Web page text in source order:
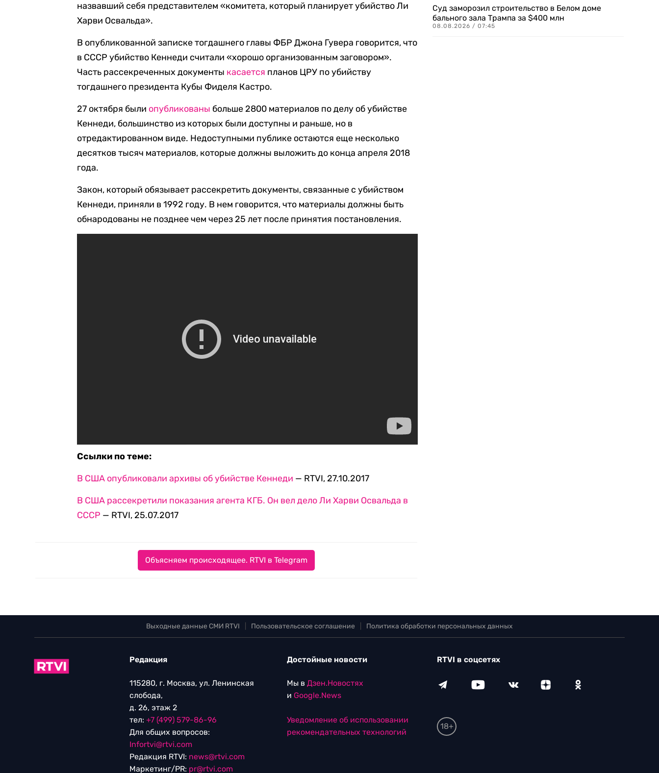
назвавший себя представителем «комитета, который планирует убийство Ли
Харви Освальда».
В опубликованной записке тогдашнего главы ФБР Джона Гувера говорится, что
в СССР убийство Кеннеди считали «хорошо организованным заговором».
Часть рассекреченных документы касается планов ЦРУ по убийству
тогдашнего президента Кубы Фиделя Кастро.
27 октября были опубликованы больше 2800 материалов по делу об убийстве
Кеннеди, большинство из которых были доступны и раньше, но в
отредактированном виде. Недоступными публике остаются еще несколько
десятков тысяч материалов, которые должны выложить до конца апреля 2018
года.
Закон, который обязывает рассекретить документы, связанные с убийством
Кеннеди, приняли в 1992 году. В нем говорится, что материалы должны быть
обнародованы не позднее чем через 25 лет после принятия постановления.
Ссылки по теме:
В США опубликовали архивы об убийстве Кеннеди — RTVI, 27.10.2017
В США рассекретили показания агента КГБ. Он вел дело Ли Харви Освальда в
СССР — RTVI, 25.07.2017
Объясняем происходящее. RTVI в Telegram
Суд заморозил строительство в Белом доме
бального зала Трампа за $400 млн
08.08.2026 / 07:45
Выходные данные СМИ RTVI Пользовательское соглашение Политика обработки персональных данных
Редакция
115280, г. Москва, ул. Ленинская
слобода,
д. 26, этаж 2
тел: +7 (499) 579-86-96
Для общих вопросов:
Infortvi@rtvi.com
Редакция RTVI: news@rtvi.com
Маркетинг/PR: pr@rtvi.com
Достойные новости
Мы в Дзен.Новостях
и Google.News
Уведомление об использовании
рекомендательных технологий
RTVI в соцсетях
18+